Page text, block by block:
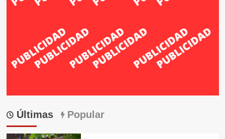
Últimas Popular